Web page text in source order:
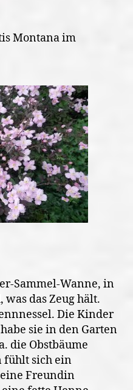
Montana im
Sammel-Wanne, in
das Zeug hält.
Die Kinder
sie in den Garten
die Obstbäume
fühlt sich ein
Freundin